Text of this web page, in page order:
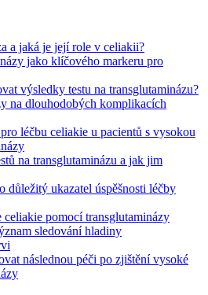
a jaká je její role v celiakii?
jako klíčového markeru pro
výsledky testu na transglutaminázu?
na dlouhodobých komplikacích
léčbu celiakie u pacientů s vysokou
na transglutaminázu a jak jim
důležitý ukazatel úspěšnosti léčby
celiakie pomocí transglutaminázy
sledování hladiny
následnou péči po zjištění vysoké